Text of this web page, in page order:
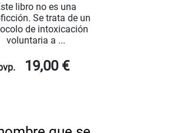
libro no es una
Se trata de un
de intoxicación
voluntaria a ...
19,00 €